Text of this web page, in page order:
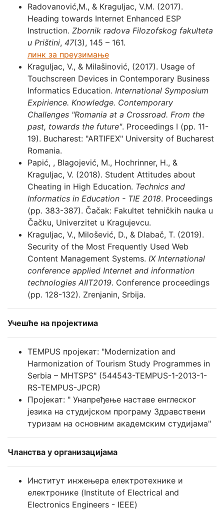
Radovanović,M., & Kraguljac, V.M. (2017).
Heading towards Internet Enhanced ESP
Instruction. Zbornik radova Filozofskog fakulteta
u Prištini, 47(3), 145 – 161.
линк за преузимање
Kraguljac, V., & Milašinović, (2017). Usage of
Touchscreen Devices in Contemporary Business
Informatics Education. International Symposium
Expirience. Knowledge. Contemporary
Challenges "Romania at a Crossroad. From the
past, towards the future". Proceedings I (pp. 11-
19). Bucharest: "ARTIFEX" University of Bucharest
Romania.
Papić, , Blagojević, M., Hochrinner, H., &
Kraguljac, V. (2018). Student Attitudes about
Cheating in High Education. Technics and
Informatics in Education - TIE 2018. Proceedings
(pp. 383-387). Čačak: Fakultet tehničkih nauka u
Čačku, Univerzitet u Kragujevcu.
Kraguljac, V., Milošević, D., & Dlabač, T. (2019).
Security of the Most Frequently Used Web
Content Management Systems. IX International
conference applied Internet and information
technologies AIIT2019. Conference proceedings
(pp. 128-132). Zrenjanin, Srbija.
Учешће на пројектима
TEMPUS пројекат: "Modernization and
Harmonization of Tourism Study Programmes in
Serbia – MHTSPS" (544543-TEMPUS-1-2013-1-
RS-TEMPUS-JPCR)
Пројекат: " Унапређење наставе енглеског
језика на студијском програму Здравствени
туризам на основним академским студијама"
Чланства у организацијама
Институт инжењера електротехнике и
електронике (Institute of Electrical and
Electronics Engineers - IEEE)